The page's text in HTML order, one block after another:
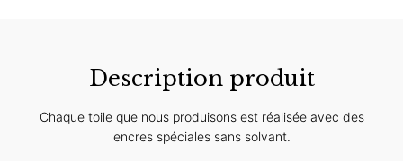
Description produit
Chaque toile que nous produisons est réalisée avec des
encres spéciales sans solvant.